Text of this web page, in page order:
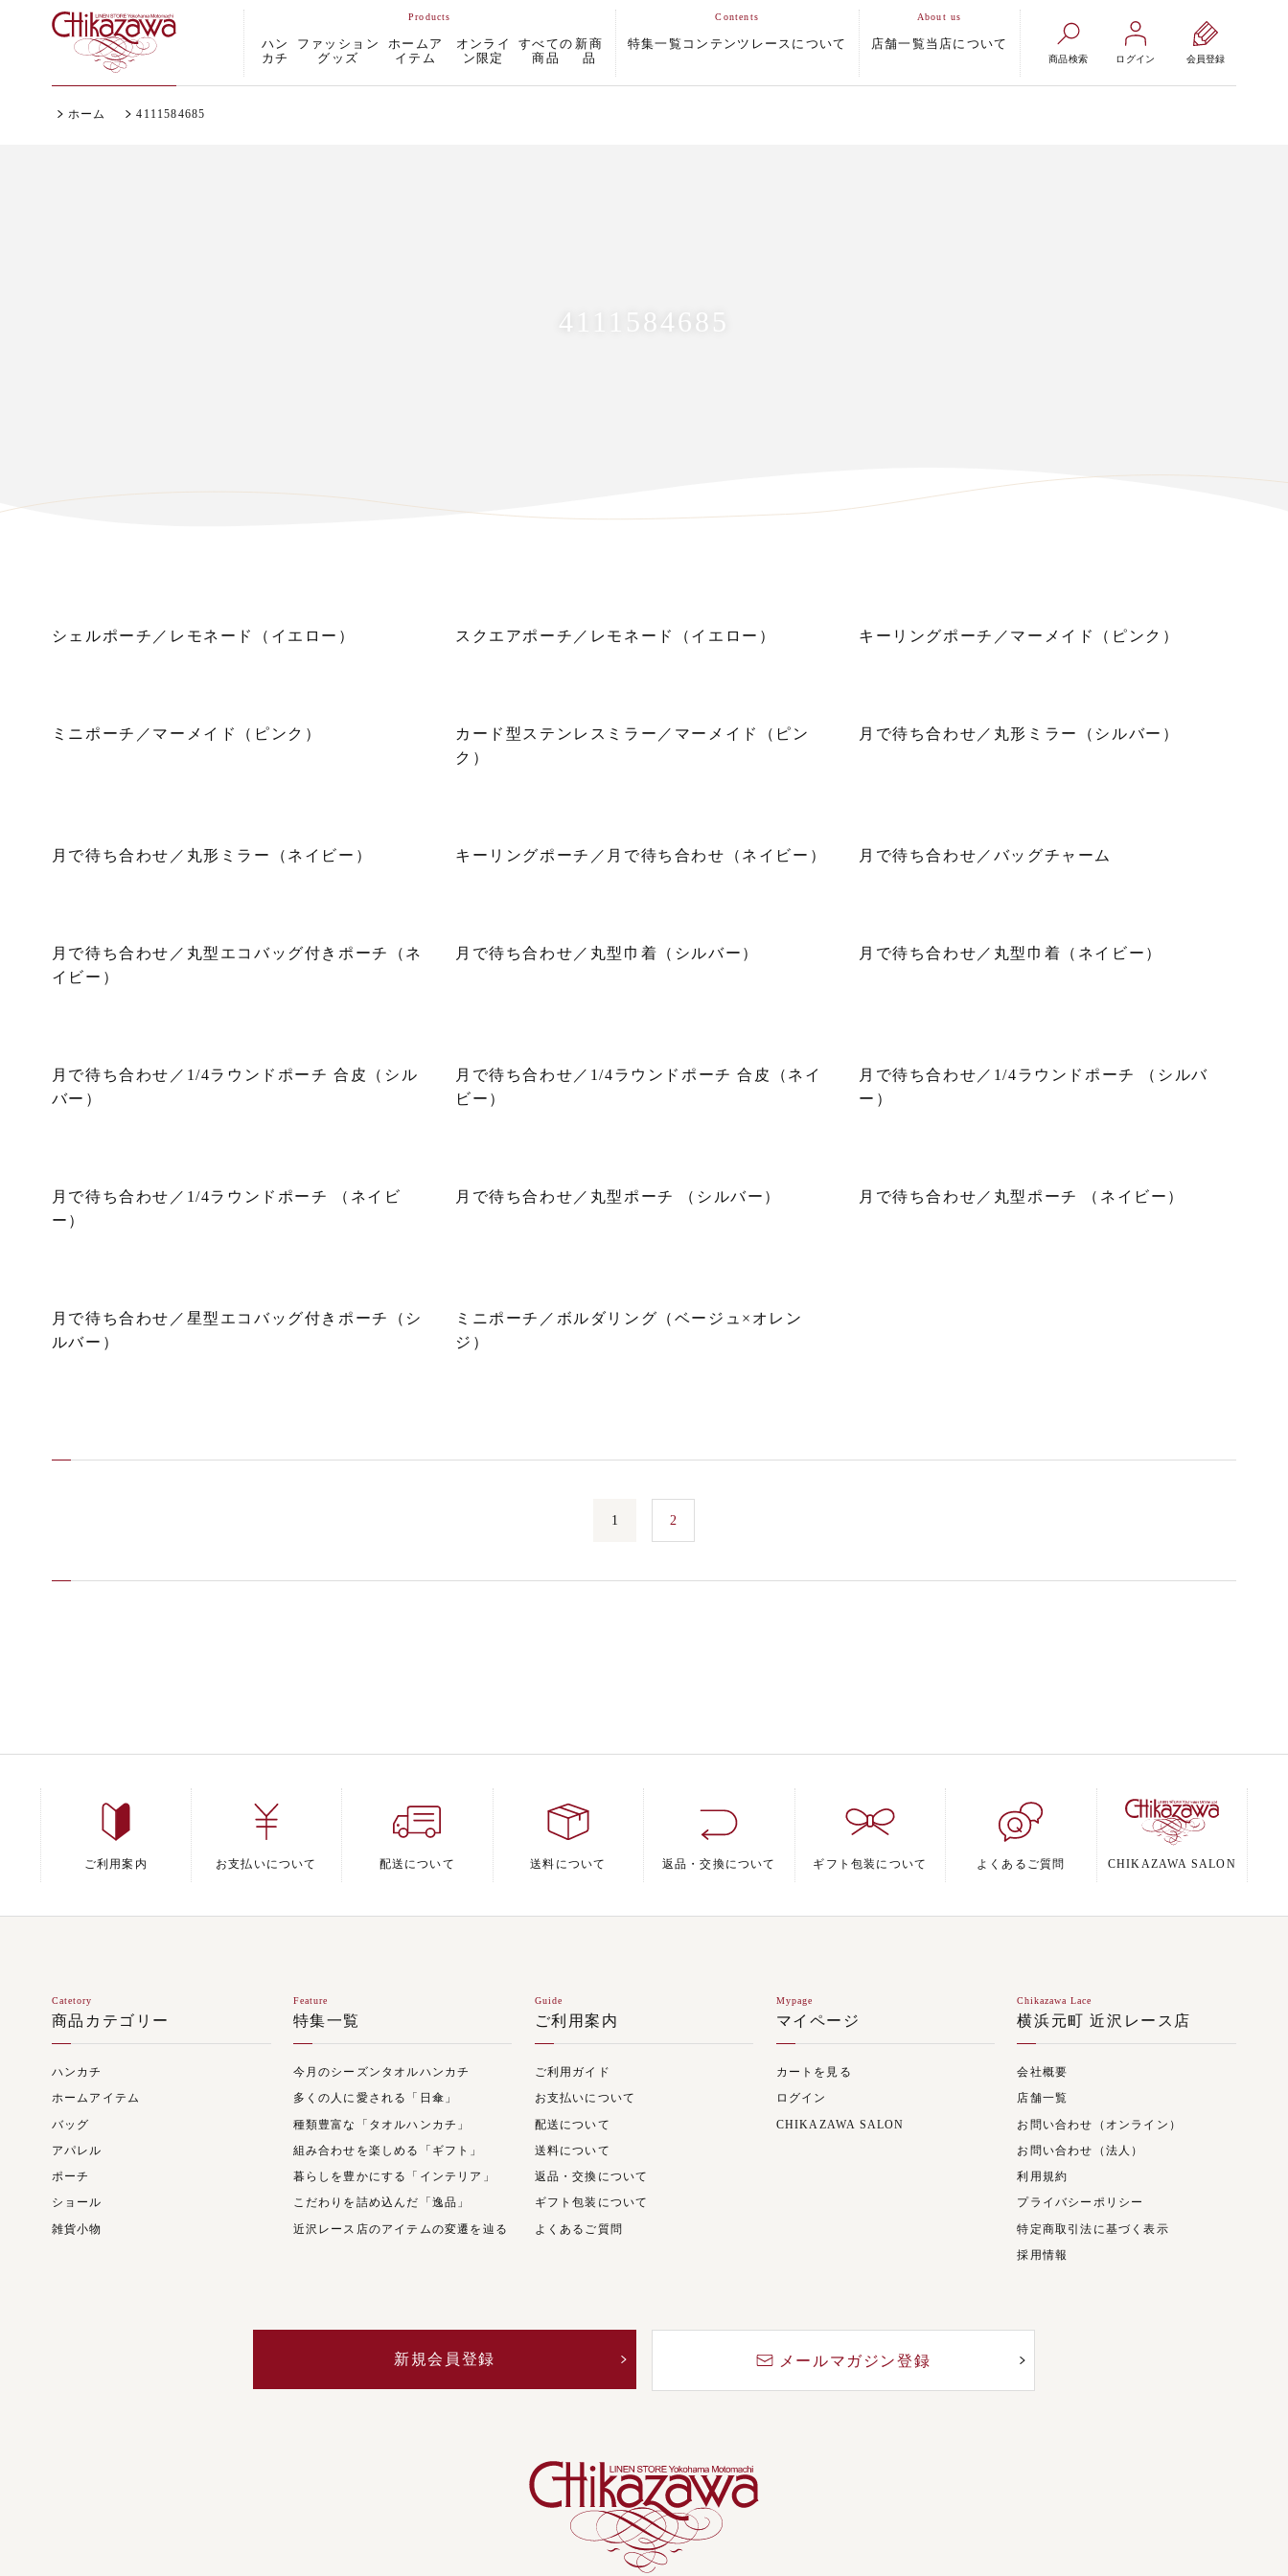
ハン
カチ
ファッション
グッズ
ホームア
イテム
オンライ
ン限定
すべての
商品
新商
品
特集一覧 コンテンツ レースについて 店舗一覧 当店について
商品検索 ログイン 会員登録
ホーム 4111584685
4111584685
シェルポーチ／レモネード（イエロー） スクエアポーチ／レモネード（イエロー） キーリングポーチ／マーメイド（ピンク）
ミニポーチ／マーメイド（ピンク）
カード型ステンレスミラー／マーメイド（ピン
ク）
月で待ち合わせ／丸形ミラー（シルバー）
月で待ち合わせ／丸形ミラー（ネイビー） キーリングポーチ／月で待ち合わせ（ネイビー） 月で待ち合わせ／バッグチャーム
月で待ち合わせ／丸型エコバッグ付きポーチ（ネ
イビー）
月で待ち合わせ／丸型巾着（シルバー） 月で待ち合わせ／丸型巾着（ネイビー）
月で待ち合わせ／1/4ラウンドポーチ 合皮（シル
バー）
月で待ち合わせ／1/4ラウンドポーチ 合皮（ネイ
ビー）
月で待ち合わせ／1/4ラウンドポーチ （シルバ
ー）
月で待ち合わせ／1/4ラウンドポーチ （ネイビ
ー）
月で待ち合わせ／丸型ポーチ （シルバー） 月で待ち合わせ／丸型ポーチ （ネイビー）
月で待ち合わせ／星型エコバッグ付きポーチ（シ
ルバー）
ミニポーチ／ボルダリング（ベージュ×オレン
ジ）
1 2
ご利用案内 お支払いについて 配送について 送料について 返品・交換について ギフト包装について よくあるご質問 CHIKAZAWA SALON
Catetory
商品カテゴリー
ハンカチ
ホームアイテム
バッグ
アパレル
ポーチ
ショール
雑貨小物
Feature
特集一覧
今月のシーズンタオルハンカチ
多くの人に愛される「日傘」
種類豊富な「タオルハンカチ」
組み合わせを楽しめる「ギフト」
暮らしを豊かにする「インテリア」
こだわりを詰め込んだ「逸品」
近沢レース店のアイテムの変遷を辿る
Guide
ご利用案内
ご利用ガイド
お支払いについて
配送について
送料について
返品・交換について
ギフト包装について
よくあるご質問
Mypage
マイページ
カートを見る
ログイン
CHIKAZAWA SALON
Chikazawa Lace
横浜元町 近沢レース店
会社概要
店舗一覧
お問い合わせ（オンライン）
お問い合わせ（法人）
利用規約
プライバシーポリシー
特定商取引法に基づく表示
採用情報
新規会員登録 メールマガジン登録